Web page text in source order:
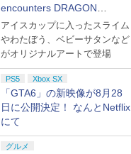
encounters DRAGON
QUEST」第2弾が本日発売
アイスカップに入ったスライム
やわたぼう、ベビーサタンなど
がオリジナルアートで登場
PS5 Xbox SX
「GTA6」の新映像が8月28
日に公開決定！ なんとNetflix
にて
グルメ